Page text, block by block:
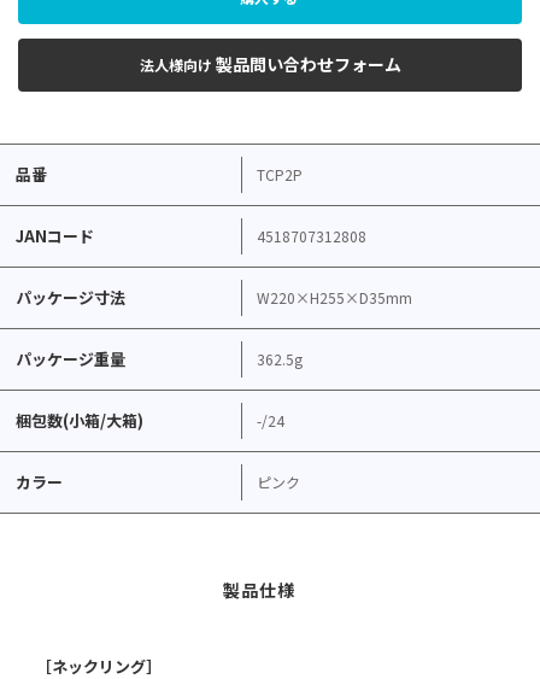
法人様向け 製品問い合わせフォーム
品番 TCP2P
JANコード 4518707312808
パッケージ寸法 W220×H255×D35mm
パッケージ重量 362.5g
梱包数(小箱/大箱) -/24
カラー ピンク
［ネックリング］